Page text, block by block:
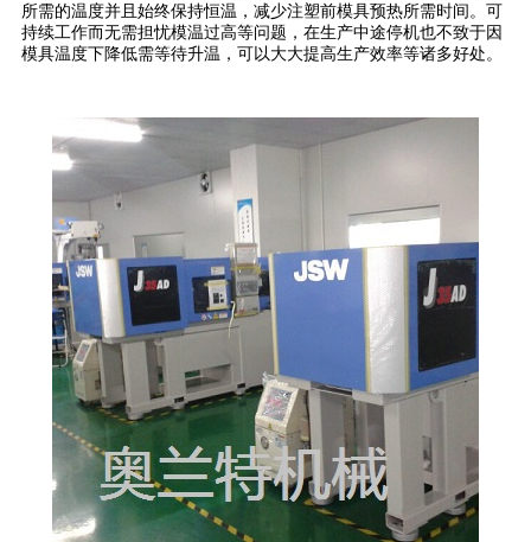
所需的温度并且始终保持恒温，减少注塑前模具预热所需时间。可
持续工作而无需担忧模温过高等问题，在生产中途停机也不致于因
模具温度下降低需等待升温，可以大大提高生产效率等诸多好处。